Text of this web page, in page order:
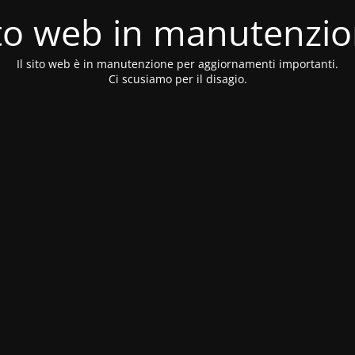
web in
Il sito web è in manutenzione per aggiornamenti importanti.
Ci scusiamo per il disagio.